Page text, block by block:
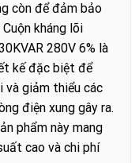
còn để đảm bảo
kháng lõi
280V 6% là
kế đặc biệt để
và giảm thiểu các
điện xung gây ra.
phẩm này mang
cao và chi phí